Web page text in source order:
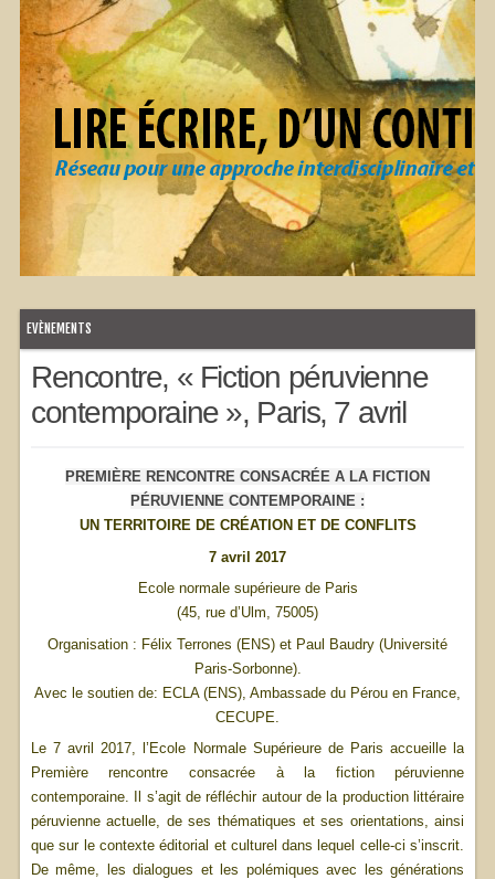
EVÈNEMENTS
Rencontre, « Fiction péruvienne
contemporaine », Paris, 7 avril
PREMIÈRE RENCONTRE CONSACRÉE A LA FICTION
PÉRUVIENNE CONTEMPORAINE :
UN TERRITOIRE DE CRÉATION ET DE CONFLITS
7 avril 2017
Ecole normale supérieure de Paris
(45, rue d’Ulm, 75005)
Organisation : Félix Terrones (ENS) et Paul Baudry (Université
Paris-Sorbonne).
Avec le soutien de: ECLA (ENS), Ambassade du Pérou en France,
CECUPE.
Le 7 avril 2017, l’Ecole Normale Supérieure de Paris accueille la
Première rencontre consacrée à la fiction péruvienne
contemporaine. Il s’agit de réfléchir autour de la production littéraire
péruvienne actuelle, de ses thématiques et ses orientations, ainsi
que sur le contexte éditorial et culturel dans lequel celle-ci s’inscrit.
De même, les dialogues et les polémiques avec les générations